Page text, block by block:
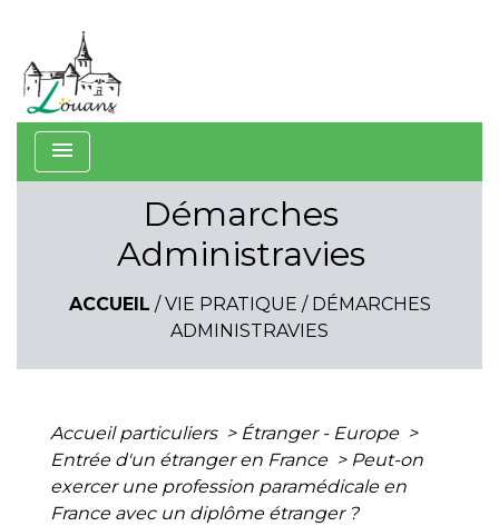
menu
Démarches
Administravies
ACCUEIL / VIE PRATIQUE / DÉMARCHES
ADMINISTRAVIES
Accueil particuliers > Étranger - Europe >
Entrée d'un étranger en France > Peut-on
exercer une profession paramédicale en
France avec un diplôme étranger ?